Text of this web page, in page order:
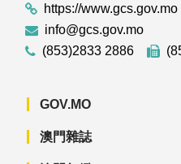
https://www.gcs.gov.mo
info@gcs.gov.mo
(853)2833 2886
GOV.MO
澳門雜誌